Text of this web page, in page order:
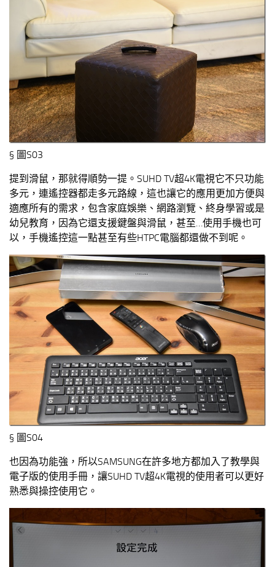
§ 圖S03
提到滑鼠，那就得順勢一提。SUHD TV超4K電視它不只功能
多元，連遙控器都走多元路線，這也讓它的應用更加方便與
適應所有的需求，包含家庭娛樂、網路瀏覽、終身學習或是
幼兒教育，因為它還支援鍵盤與滑鼠，甚至…使用手機也可
以，手機遙控這一點甚至有些HTPC電腦都還做不到呢。
§ 圖S04
也因為功能強，所以SAMSUNG在許多地方都加入了教學與
電子版的使用手冊，讓SUHD TV超4K電視的使用者可以更好
熟悉與操控使用它。